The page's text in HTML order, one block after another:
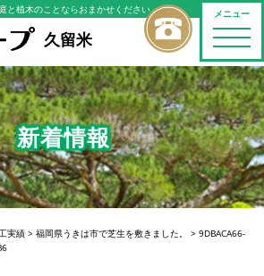
メニュー
toggle
と植木のことならおまかせください
久留米
新着情報
実績> 福岡県うきは市で芝生を敷きました。 > 9DBACA66-